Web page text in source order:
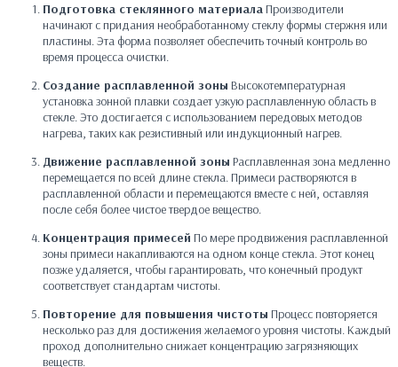
Подготовка стеклянного материалаПроизводители
начинают с придания необработанному стеклу формы стержня или
пластины. Эта форма позволяет обеспечить точный контроль во
время процесса очистки.
Создание расплавленной зоны Высокотемпературная
установка зонной плавки создает узкую расплавленную область в
стекле. Это достигается с использованием передовых методов
нагрева, таких как резистивный или индукционный нагрев.
Движение расплавленной зоны Расплавленная зона медленно
перемещается по всей длине стекла. Примеси растворяются в
расплавленной области и перемещаются вместе с ней, оставляя
после себя более чистое твердое вещество.
Концентрация примесей По мере продвижения расплавленной
зоны примеси накапливаются на одном конце стекла. Этот конец
позже удаляется, чтобы гарантировать, что конечный продукт
соответствует стандартам чистоты.
Повторение для повышения чистоты Процесс повторяется
несколько раз для достижения желаемого уровня чистоты. Каждый
проход дополнительно снижает концентрацию загрязняющих
веществ.